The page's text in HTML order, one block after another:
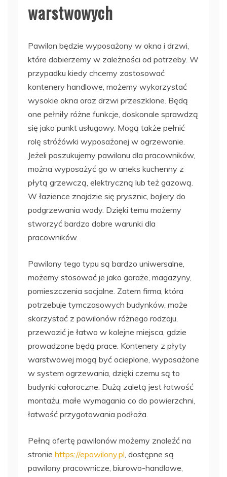
warstwowych
Pawilon będzie wyposażony w okna i drzwi,
które dobierzemy w zależności od potrzeby. W
przypadku kiedy chcemy zastosować
kontenery handlowe, możemy wykorzystać
wysokie okna oraz drzwi przeszklone. Będą
one pełniły różne funkcje, doskonale sprawdzą
się jako punkt usługowy. Mogą także pełnić
rolę stróżówki wyposażonej w ogrzewanie.
Jeżeli poszukujemy pawilonu dla pracowników,
można wyposażyć go w aneks kuchenny z
płytą grzewczą, elektryczną lub też gazową.
W łazience znajdzie się prysznic, bojlery do
podgrzewania wody. Dzięki temu możemy
stworzyć bardzo dobre warunki dla
pracowników.
Pawilony tego typu są bardzo uniwersalne,
możemy stosować je jako garaże, magazyny,
pomieszczenia socjalne. Zatem firma, która
potrzebuje tymczasowych budynków, może
skorzystać z pawilonów różnego rodzaju,
przewozić je łatwo w kolejne miejsca, gdzie
prowadzone będą prace. Kontenery z płyty
warstwowej mogą być ocieplone, wyposażone
w system ogrzewania, dzięki czemu są to
budynki całoroczne. Dużą zaletą jest łatwość
montażu, małe wymagania co do powierzchni,
łatwość przygotowania podłoża.
Pełną ofertę pawilonów możemy znaleźć na
stronie https://epawilony.pl, dostępne są
pawilony pracownicze, biurowo-handlowe,